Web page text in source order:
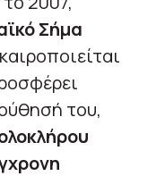
Σήμα
του,